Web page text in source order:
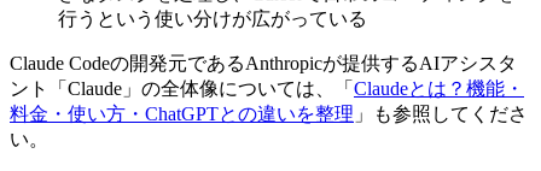
行うという使い分けが広がっている
Claude Codeの開発元であるAnthropicが提供するAIアシスタ
ント「Claude」の全体像については、「 Claudeとは？機能・
料金・使い方・ChatGPTとの違いを整理 」も参照してくださ
い。